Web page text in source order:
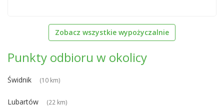
Zobacz wszystkie wypożyczalnie
Punkty odbioru w okolicy
Świdnik (10 km)
Lubartów (22 km)